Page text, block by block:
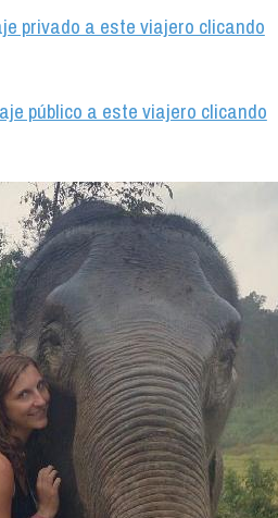
privado a este viajero clicando
público a este viajero clicando